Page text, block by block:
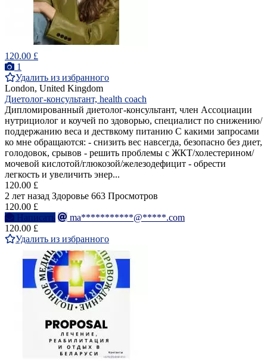
120.00 £
1
Удалить из избранного
London, United Kingdom
Диетолог-консультант, health coach
Дипломированный диетолог-консультант, член Ассоциации
нутрициолог и коучей по здоворью, специалист по снижению/
поддержанию веса и дествкому питанию С какими запросами
ко мне обращаются: - снизить вес навсегда, безопасно без диет,
голодовок, срывов - решить проблемы с ЖКТ/холестерином/
мочевой кислотой/глюкозой/железодефицит - обрести
легкость и увеличить энер...
120.00 £
2 лет назад Здоровье 663 Просмотров
120.00 £
Написать
ma***********@*****.com
120.00 £
Удалить из избранного